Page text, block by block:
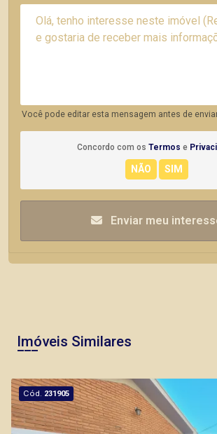
Você pode editar esta mensagem antes de
Concordo com os Termos e
Enviar meu
Imóveis Similares
Cód. 231905